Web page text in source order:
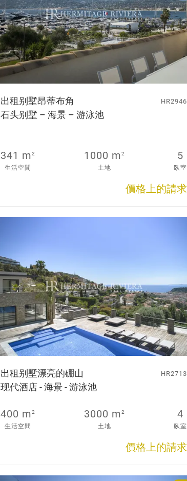
出租别墅昂蒂布角
石头别墅 – 海景 – 游泳池
HR2946
341 m2
生活空間
1000 m2
土地
5
臥室
價格上的請求
出租别墅漂亮的硼山
现代酒店 - 海景 - 游泳池
HR2713
400 m2
生活空間
3000 m2
土地
4
臥室
價格上的請求